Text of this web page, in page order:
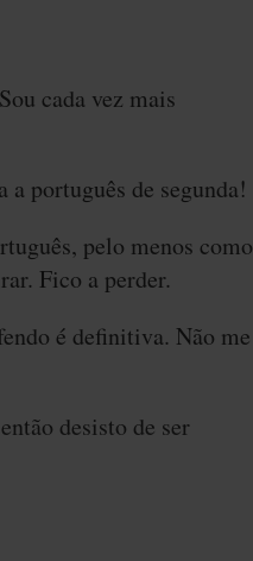
cada vez mais
português de segunda!
pelo menos como
Fico a perder.
é definitiva. Não me
desisto de ser